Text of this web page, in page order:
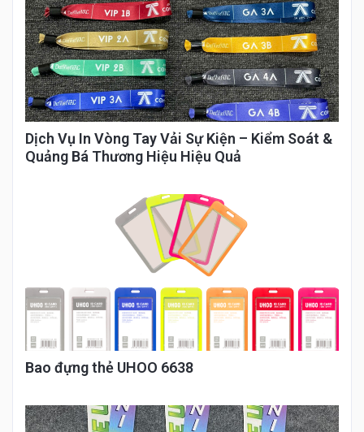
Dịch Vụ In Vòng Tay Vải Sự Kiện – Kiểm Soát &
Quảng Bá Thương Hiệu Hiệu Quả
Bao đựng thẻ UHOO 6638